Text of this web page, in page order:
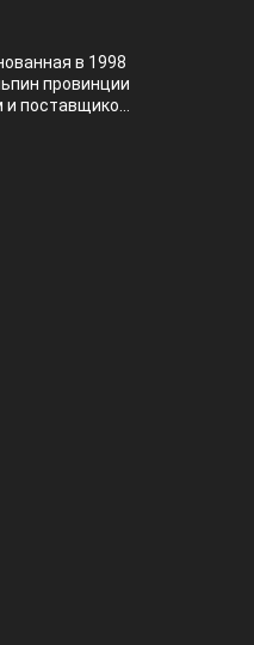
в 1998
провинции
поставщиком,